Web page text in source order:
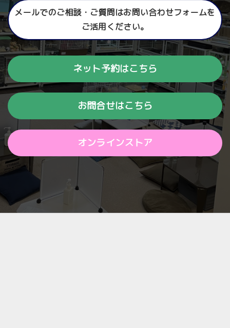
メールでのご相談・ご質問はお問い合わせフォームを
ご活用ください。
ネット予約はこちら
お問合せはこちら
オンラインストア